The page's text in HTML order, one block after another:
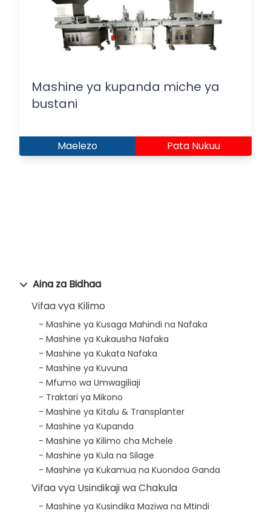
Aina za Bidhaa
Vifaa vya Kilimo
Mashine ya Kusaga Mahindi na Nafaka
Mashine ya Kukausha Nafaka
Mashine ya Kukata Nafaka
Mashine ya Kuvuna
Mfumo wa Umwagiliaji
Traktari ya Mikono
Mashine ya Kitalu & Transplanter
Mashine ya Kupanda
Mashine ya Kilimo cha Mchele
Mashine ya Kula na Silage
Mashine ya Kukamua na Kuondoa Ganda
Vifaa vya Usindikaji wa Chakula
Mashine ya Kusindika Maziwa na Mtindi
Mashine ya kupanda miche ya
bustani
Maelezo Pata Nukuu